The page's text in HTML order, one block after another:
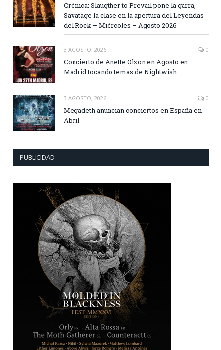
Crónica: Slaugther to Prevail pone la garra,
Savatage la clase en la apertura del Leyendas
del Rock – Miércoles – Agosto 2026
3 AGOSTO, 2026 0
Concierto de Anette Olzon en Agosto en
Madrid tocando temas de Nightwish
3 AGOSTO, 2026 0
Megadeth anuncian conciertos en España en
Abril
PUBLICIDAD